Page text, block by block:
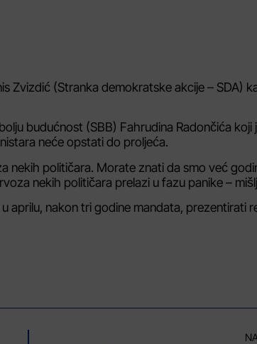
Zvizdić (Stranka demokratske akcije – SDA)
budućnost (SBB) Fahrudina Radončića
neće opstati do proljeća.
nekih političara. Morate znati da smo već
nekih političara prelazi u fazu panike –
aprilu, nakon tri godine mandata, prezentirati